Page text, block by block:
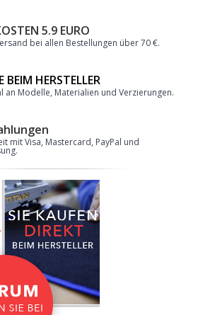
5.9 EURO
bei allen Bestellungen über 70 €.
BEIM HERSTELLER
an Modelle, Materialien und Verzierungen.
mit Visa, Mastercard, PayPal und